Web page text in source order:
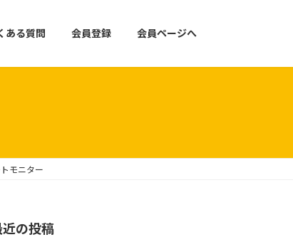
ある質問 会員登録 会員ページへ
モニター
近の投稿